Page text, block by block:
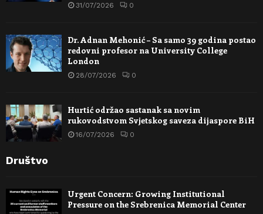
31/07/2026 0
Dr. Adnan Mehonić – Sa samo 39 godina postao
redovni profesor na University College
London
28/07/2026 0
Hurtić održao sastanak sa novim
rukovodstvom Svjetskog saveza dijaspore BiH
16/07/2026 0
Društvo
Urgent Concern: Growing Institutional
Pressure on the Srebrenica Memorial Center